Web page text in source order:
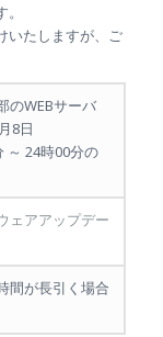
いたしますが、ご
のWEBサーバ
8日
24時00分の
ェアアップデー
間が長引く場合